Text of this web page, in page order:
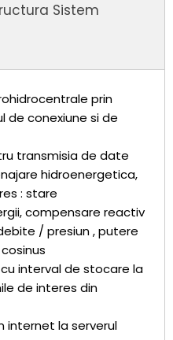
Sistem
prin
de conexiune si de
transmisia de date
hidroenergetica,
: stare
compensare reactiv
/ presiun , putere
interval de stocare la
de interes din
internet la serverul